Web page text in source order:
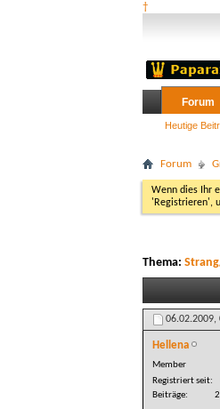
†
Forum
Heutige
Forum
Wenn dies Ihr
'Registrieren',
Thema:
06.02.2009,
Hellena
Member
Registriert seit
Beiträge